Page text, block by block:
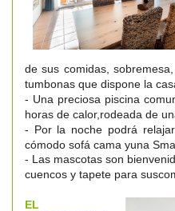
de sus comidas,
tumbonas que dispone la
- Una preciosa piscina
horas de calor,rodeada de
- Por la noche podrá
cómodo sofá cama yuna
- Las mascotas son
cuencos y tapete para
EL